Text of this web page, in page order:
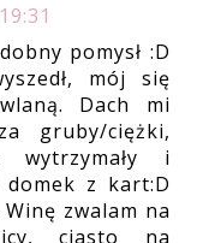
pomysł :D
mój się
Dach mi
gruby/ciężki,
i
domek z kart:D
zwalam na
ciasto na